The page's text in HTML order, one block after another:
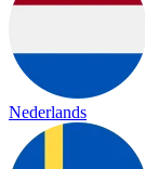
Nederlands